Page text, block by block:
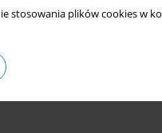
stosowania plików cookies w